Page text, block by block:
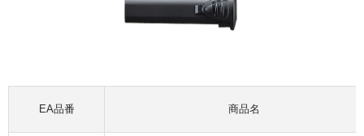
EA品番 商品名